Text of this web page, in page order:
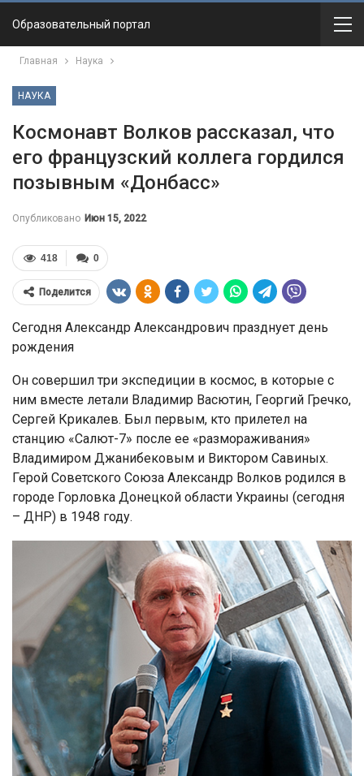
Образовательный портал
Главная Наука
НАУКА
Космонавт Волков рассказал, что
его французский коллега гордился
позывным «Донбасс»
Опубликовано Июн 15, 2022
0
418
Поделится
Сегодня Александр Александрович празднует день
рождения
Он совершил три экспедиции в космос, в которые с
ним вместе летали Владимир Васютин, Георгий Гречко,
Сергей Крикалев. Был первым, кто прилетел на
станцию «Салют-7» после ее «размораживания»
Владимиром Джанибековым и Виктором Савиных.
Герой Советского Союза Александр Волков родился в
городе Горловка Донецкой области Украины (сегодня
– ДНР) в 1948 году.